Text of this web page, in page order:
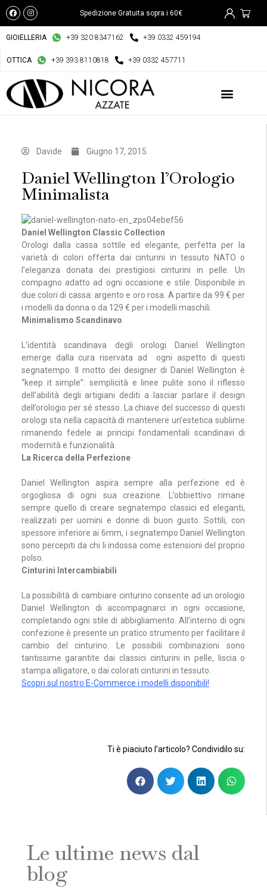
Spedizione Gratuita sopra i 60€
GIOIELLERIA +39 320 8347162 +39 0332 459194
OTTICA +39 393 8110818 +39 0332 457711
Davide Giugno 17, 2015
Daniel Wellington l’Orologio
Minimalista
Daniel Wellington Classic Collection
Orologi dalla cassa sottile ed elegante, perfetta per la
varietà di colori offerta dai cinturini in tessuto NATO o
l’eleganza donata dei prestigiosi cinturini in pelle. Un
compagno adatto ad ogni occasione e stile. Disponibile in
due colori di cassa: argento e oro rosa. A partire da 99 € per
i modelli da donna o da 129 € per i modelli maschili.
Minimalismo Scandinavo
L’identità scandinava degli orologi Daniel Wellington
emerge dalla cura riservata ad ogni aspetto di questi
segnatempo. Il motto dei designer di Daniel Wellington è
“keep it simple”: semplicità e linee pulite sono il riflesso
dell’abilità degli artigiani dediti a lasciar parlare il design
dell’orologio per sé stesso. La chiave del successo di questi
orologi sta nella capacità di mantenere un’estetica sublime
rimanendo fedele ai principi fondamentali scandinavi di
modernità e funzionalità.
La Ricerca della Perfezione
Daniel Wellington aspira sempre alla perfezione ed è
orgogliosa di ogni sua creazione. L’obbiettivo rimane
sempre quello di creare segnatempo classici ed eleganti,
realizzati per uomini e donne di buon gusto. Sottili, con
spessore inferiore ai 6mm, i segnatempo Daniel Wellington
sono percepiti da chi li indossa come estensioni del proprio
polso.
Cinturini Intercambiabili
La possibilità di cambiare cinturino consente ad un orologio
Daniel Wellington di accompagnarci in ogni occasione,
completando ogni stile di abbigliamento. All’interno di ogni
confezione è presente un pratico strumento per facilitare il
cambio del cinturino. Le possibili combinazioni sono
tantissime garantite dai classici cinturini in pelle, liscia o
stampa alligatore, o dai colorati cinturini in tessuto.
Scopri sul nostro E-Commerce i modelli disponibili!
Ti è piaciuto l’articolo? Condividilo su:
Le ultime news dal
blog